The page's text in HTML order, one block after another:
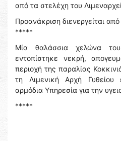
από τα στελέχη του
Προανάκριση διενεργείται
*****
Μία θαλάσσια χελώνα
εντοπίστηκε νεκρή,
περιοχή της παραλίας
τη Λιμενική Αρχή
αρμόδια Υπηρεσία για την
*****